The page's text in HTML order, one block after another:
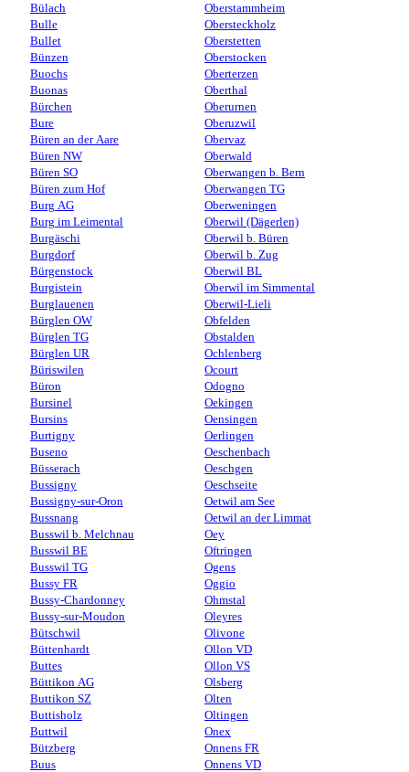
Bülach
Bulle
Bullet
Bünzen
Buochs
Buonas
Bürchen
Bure
Büren an der Aare
Büren NW
Büren SO
Büren zum Hof
Burg AG
Burg im Leimental
Burgäschi
Burgdorf
Bürgenstock
Burgistein
Burglauenen
Bürglen OW
Bürglen TG
Bürglen UR
Büriswilen
Büron
Bursinel
Bursins
Burtigny
Buseno
Büsserach
Bussigny
Bussigny-sur-Oron
Bussnang
Busswil b. Melchnau
Busswil BE
Busswil TG
Bussy FR
Bussy-Chardonney
Bussy-sur-Moudon
Bütschwil
Büttenhardt
Buttes
Büttikon AG
Buttikon SZ
Buttisholz
Buttwil
Bützberg
Buus
Oberstammheim
Obersteckholz
Oberstetten
Oberstocken
Oberterzen
Oberthal
Oberurnen
Oberuzwil
Obervaz
Oberwald
Oberwangen b. Bern
Oberwangen TG
Oberweningen
Oberwil (Dägerlen)
Oberwil b. Büren
Oberwil b. Zug
Oberwil BL
Oberwil im Simmental
Oberwil-Lieli
Obfelden
Obstalden
Ochlenberg
Ocourt
Odogno
Oekingen
Oensingen
Oerlingen
Oeschenbach
Oeschgen
Oeschseite
Oetwil am See
Oetwil an der Limmat
Oey
Oftringen
Ogens
Oggio
Ohmstal
Oleyres
Olivone
Ollon VD
Ollon VS
Olsberg
Olten
Oltingen
Onex
Onnens FR
Onnens VD